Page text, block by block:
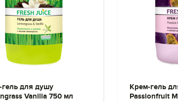
для душу
Vanilla 750 мл
Крем-гель
Passionfruit